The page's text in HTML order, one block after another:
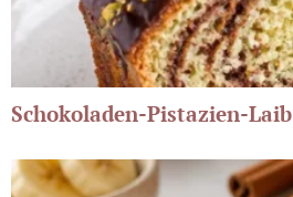
Schokoladen-Pistazien-Laib